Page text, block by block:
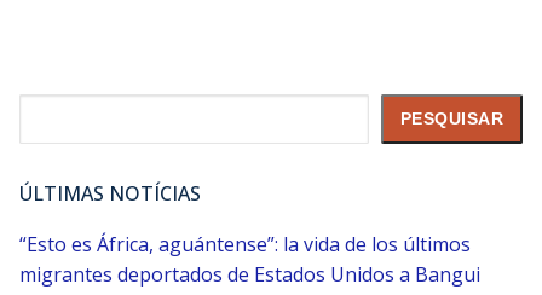
PESQUISAR
ÚLTIMAS NOTÍCIAS
“Esto es África, aguántense”: la vida de los últimos
migrantes deportados de Estados Unidos a Bangui